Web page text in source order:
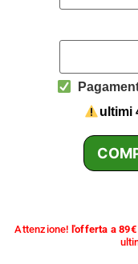
ultimi
Attenzione! l'offerta a